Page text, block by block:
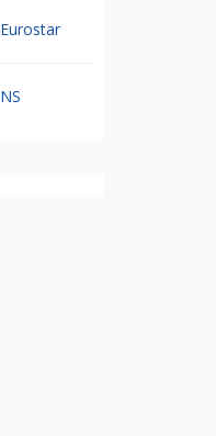
Eurostar
NS